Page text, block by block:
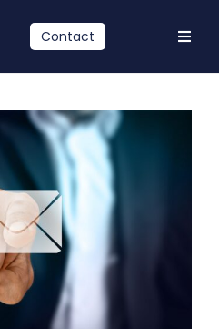
Contact